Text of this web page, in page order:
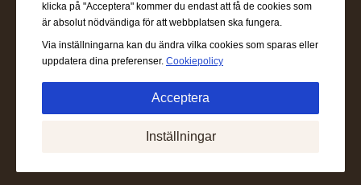
klicka på "Acceptera" kommer du endast att få de cookies som
är absolut nödvändiga för att webbplatsen ska fungera.
Via inställningarna kan du ändra vilka cookies som sparas eller
uppdatera dina preferenser. Cookiepolicy
Acceptera
Absolut nödvändigt:
Dessa cookies behövs för att
möjliggöra grundläggande funktioner som navigering, att
Inställningar